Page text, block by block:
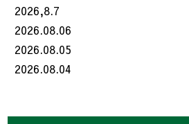
2026,8.7
2026.08.06
2026.08.05
2026.08.04